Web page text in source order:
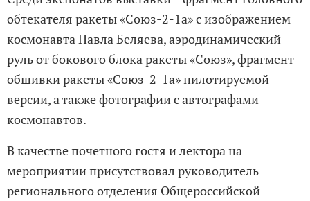
обтекателя ракеты «Союз-2-1а» с изображением
космонавта Павла Беляева, аэродинамический
руль от бокового блока ракеты «Союз», фрагмент
обшивки ракеты «Союз-2-1а» пилотируемой
версии, а также фотографии с автографами
космонавтов.
В качестве почетного гостя и лектора на
мероприятии присутствовал руководитель
регионального отделения Общероссийской